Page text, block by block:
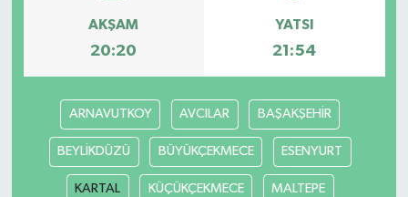
AKŞAM
20:20
YATSI
21:54
ARNAVUTKOY AVCILAR BAŞAKŞEHİR
BEYLİKDÜZÜ BÜYÜKÇEKMECE ESENYURT
KARTAL KÜÇÜKÇEKMECE MALTEPE